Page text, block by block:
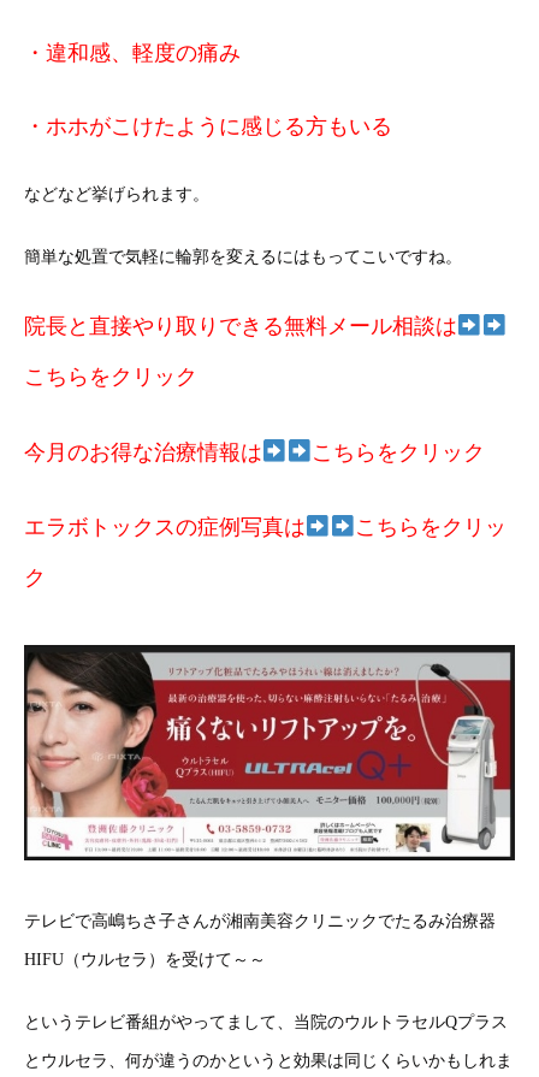
・違和感、軽度の痛み
・ホホがこけたように感じる方もいる
などなど挙げられます。
簡単な処置で気軽に輪郭を変えるにはもってこいですね。
院長と直接やり取りできる無料メール相談は
こちらをクリック
今月のお得な治療情報は こちらをクリック
エラボトックスの症例写真は こちらをクリッ
ク
テレビで高嶋ちさ子さんが湘南美容クリニックでたるみ治療器
HIFU（ウルセラ）を受けて～～
というテレビ番組がやってまして、当院のウルトラセルQプラス
とウルセラ、何が違うのかというと効果は同じくらいかもしれま